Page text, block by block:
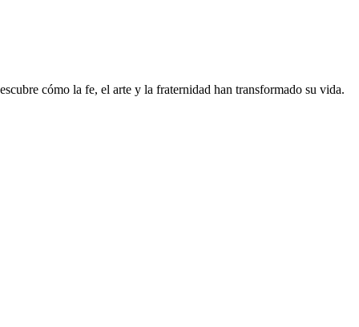
cómo la fe, el arte y la fraternidad han transformado su vida.